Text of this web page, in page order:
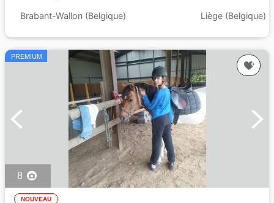
Brabant-Wallon (Belgique) Liège (Belgique)
PREMIUM
8
NOUVEAU